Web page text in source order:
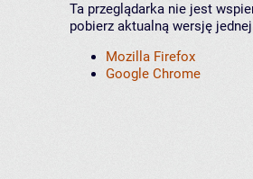
Ta przeglądarka nie jest
pobierz aktualną wersję
Mozilla Firefox
Google Chrome